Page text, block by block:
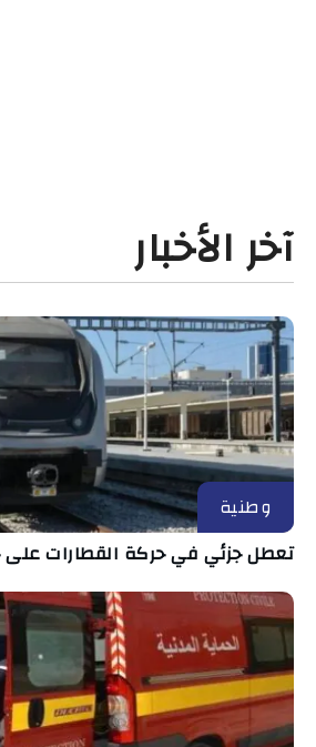
آخر الأخبار
وطنية
تعطل جزئي في حركة القطارات على